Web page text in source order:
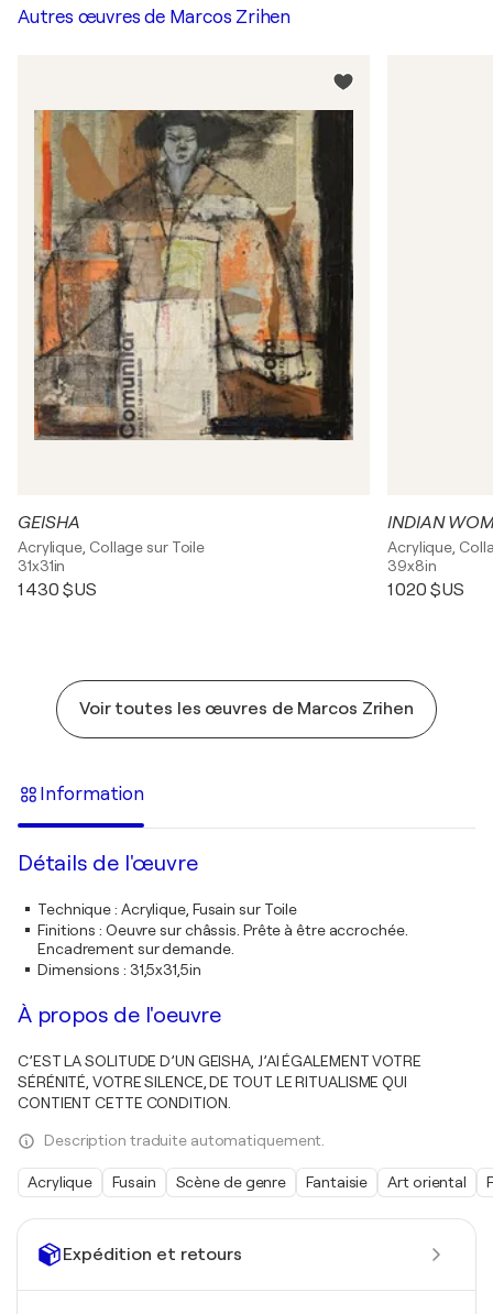
Expédition et retours
Autres œuvres de Marcos Zrihen
GEISHA
Acrylique, Collage sur Toile
31x31in
1 430 $US
INDIAN
Acrylique,
39x8in
1 020 $US
Voir toutes les œuvres de Marcos Zrihen
Information
Détails de l'œuvre
Technique: Acrylique, Fusain sur Toile
Finitions : Oeuvre sur châssis. Prête à être accrochée.
Encadrement sur demande.
Dimensions : 31,5x31,5in
À propos de l'oeuvre
C’EST LA SOLITUDE D’UN GEISHA, J’AI ÉGALEMENT VOTRE
SÉRÉNITÉ, VOTRE SILENCE, DE TOUT LE RITUALISME QUI
CONTIENT CETTE CONDITION.
Description traduite automatiquement.
Acrylique Fusain Scène de genre Fantaisie Art oriental